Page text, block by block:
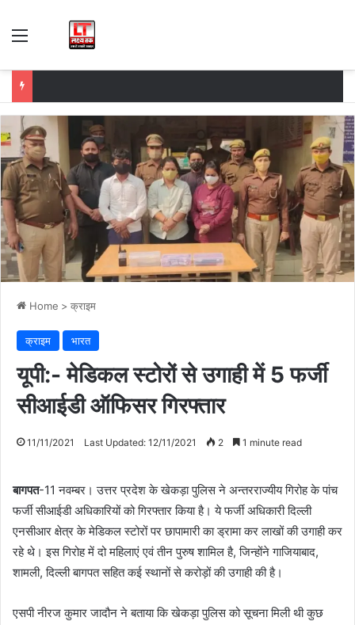
Menu
Home > क्राइम
क्राइम भारत
यूपी:- मेडिकल स्टोरों से उगाही में 5 फर्जी
सीआईडी ऑफिसर गिरफ्तार
11/11/2021 Last Updated: 12/11/2021 2 1 minute read
बागपत-11 नवम्बर। उत्तर प्रदेश के खेकड़ा पुलिस ने अन्तरराज्यीय गिरोह के पांच
फर्जी सीआईडी अधिकारियों को गिरफ्तार किया है। ये फर्जी अधिकारी दिल्ली
एनसीआर क्षेत्र के मेडिकल स्टोरों पर छापामारी का ड्रामा कर लाखों की उगाही कर
रहे थे। इस गिरोह में दो महिलाएं एवं तीन पुरुष शामिल है, जिन्होंने गाजियाबाद,
शामली, दिल्ली बागपत सहित कई स्थानों से करोड़ों की उगाही की है।
एसपी नीरज कुमार जादौन ने बताया कि खेकड़ा पुलिस को सूचना मिली थी कुछ